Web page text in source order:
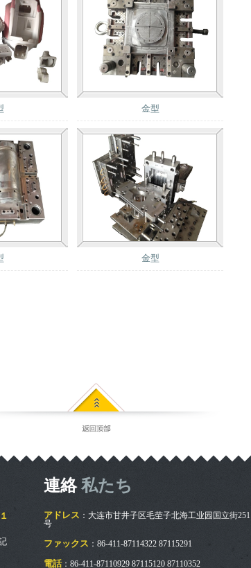
金型
金型
連絡私たち
アドレス ：大连市甘井子区毛茔子北海工业园国立街251
号
ファックス ：86-411-87114322 87115291
電話 ：86-411-87110929 87115120 87110352